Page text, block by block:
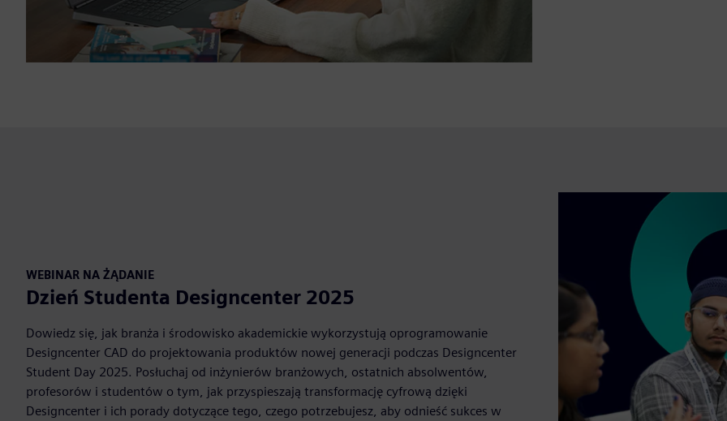
WEBINAR NA ŻĄDANIE
Dzień Studenta Designcenter 2025
Dowiedz się, jak branża i środowisko akademickie wykorzystują oprogramowanie
Designcenter CAD do projektowania produktów nowej generacji podczas Designcenter
Student Day 2025. Posłuchaj od inżynierów branżowych, ostatnich absolwentów,
profesorów i studentów o tym, jak przyspieszają transformację cyfrową dzięki
Designcenter i ich porady dotyczące tego, czego potrzebujesz, aby odnieść sukces w